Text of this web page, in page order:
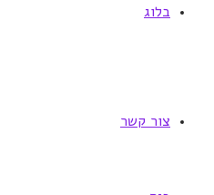
בלוג
צור קשר